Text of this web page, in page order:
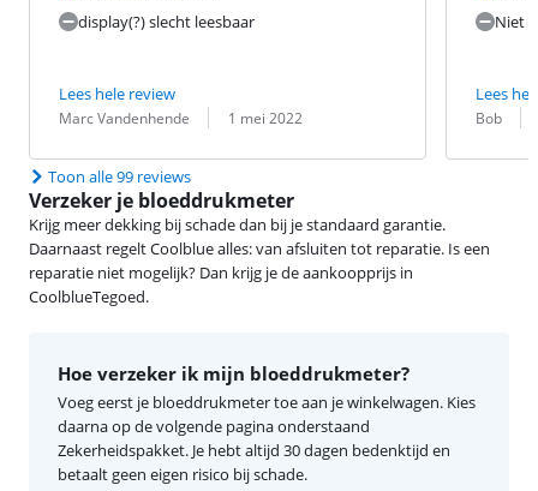
display(?) slecht leesbaar
Lees hele review
Beoordeling door:
Marc Vandenhende
Datum: 1 mei 2022
Niet
Lees
Bob
Datum:
Toon alle 99 reviews
Verzeker je bloeddrukmeter
Krijg meer dekking bij schade dan bij je standaard garantie.
Daarnaast regelt Coolblue alles: van afsluiten tot reparatie. Is een
reparatie niet mogelijk? Dan krijg je de aankoopprijs in
CoolblueTegoed.
Hoe verzeker ik mijn bloeddrukmeter?
Voeg eerst je bloeddrukmeter toe aan je winkelwagen. Kies
daarna op de volgende pagina onderstaand
Zekerheidspakket. Je hebt altijd 30 dagen bedenktijd en
betaalt geen eigen risico bij schade.